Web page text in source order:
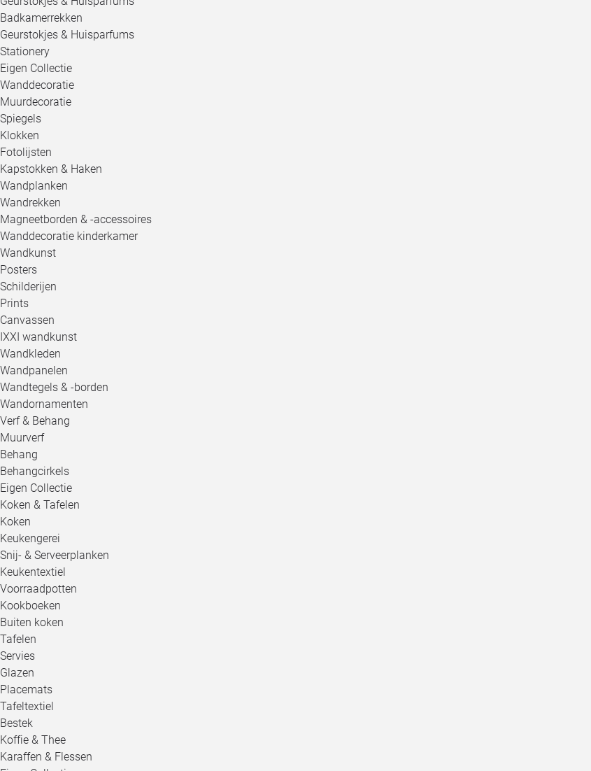
Badkamerrekken
Geurstokjes & Huisparfums
Stationery
Eigen Collectie
Wanddecoratie
Muurdecoratie
Spiegels
Klokken
Fotolijsten
Kapstokken & Haken
Wandplanken
Wandrekken
Magneetborden & -accessoires
Wanddecoratie kinderkamer
Wandkunst
Posters
Schilderijen
Prints
Canvassen
IXXI wandkunst
Wandkleden
Wandpanelen
Wandtegels & -borden
Wandornamenten
Verf & Behang
Muurverf
Behang
Behangcirkels
Eigen Collectie
Koken & Tafelen
Koken
Keukengerei
Snij- & Serveerplanken
Keukentextiel
Voorraadpotten
Kookboeken
Buiten koken
Tafelen
Servies
Glazen
Placemats
Tafeltextiel
Bestek
Koffie & Thee
Karaffen & Flessen